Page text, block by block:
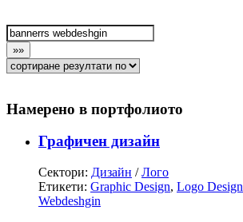
Намерено в портфолиото
Графичен дизайн
Сектори: Дизайн /Лого
Етикети: Graphic Design, Logo Design
Webdeshgin